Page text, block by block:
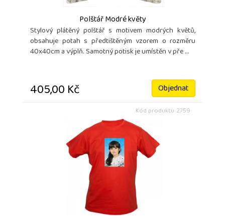
Polštář Modré květy
Stylový plátěný polštář s motivem modrých květů,
obsahuje potah s předtištěným vzorem o rozměru
40x40cm a výplň. Samotný potisk je umístěn v pře ...
405,00 Kč Objednat
Kód produktu: 2759